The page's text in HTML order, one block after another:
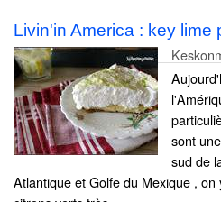
Livin'in America : key lime
sont
sud de
Atlantique et Golfe du Mexique ,